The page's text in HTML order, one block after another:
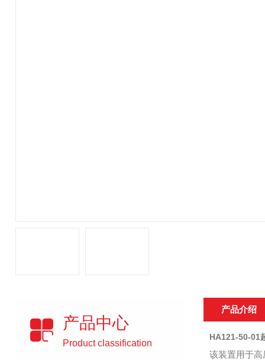
产品中心
Product classification
产品介绍
HA121-50-01
该装置用于